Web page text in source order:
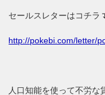
セールスレターはコチラ
http://pokebi.com/letter/
人口知能を使って不労な